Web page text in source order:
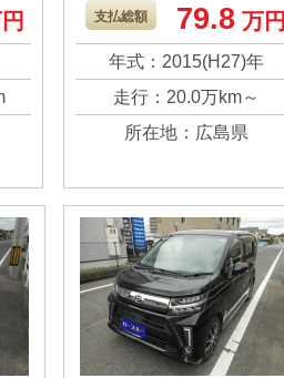
大人気のクリーン
ィーゼル車！ 一度
ンジンを乗せ換え
くらい大好きな車
した。 まだまだ走
と思いますので、
ろしくお願いしま
す。
支払総額 79.8 万
年式：2015(H27)年
走行：20.0万km～
所在地：広島県